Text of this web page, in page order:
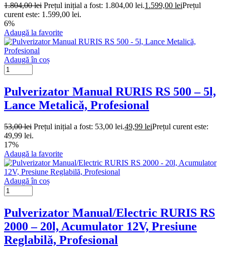
1.804,00lei Prețul inițial a fost: 1.804,00 lei.1.599,00 leiPrețul
curent este: 1.599,00 lei.
6%
Adaugă la favorite
Adaugă în coș
Pulverizator Manual RURIS RS 500 – 5l,
Lance Metalică, Profesional
53,00lei Prețul inițial a fost: 53,00 lei.49,99 leiPrețul curent este:
49,99 lei.
17%
Adaugă la favorite
Adaugă în coș
Pulverizator Manual/Electric RURIS RS
2000 – 20l, Acumulator 12V, Presiune
Reglabilă, Profesional